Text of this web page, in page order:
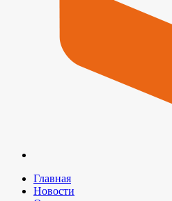
Главная
Новости